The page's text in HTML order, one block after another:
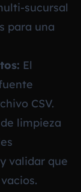
sucursal
para una
El
CSV.
limpieza
validar que